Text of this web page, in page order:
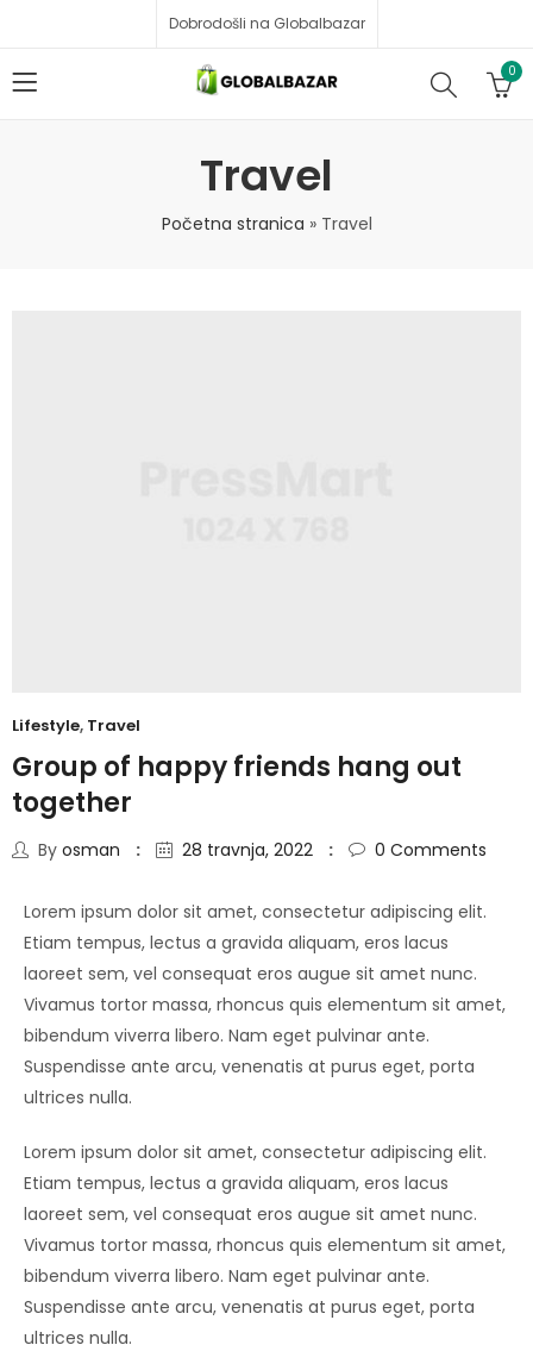
Dobrodošli na Globalbazar
0
Travel
Početna stranica » Travel
Lifestyle, Travel
Group of happy friends hang out
together
By osman 28 travnja, 2022 0 Comments
Lorem ipsum dolor sit amet, consectetur adipiscing elit.
Etiam tempus, lectus a gravida aliquam, eros lacus
laoreet sem, vel consequat eros augue sit amet nunc.
Vivamus tortor massa, rhoncus quis elementum sit amet,
bibendum viverra libero. Nam eget pulvinar ante.
Suspendisse ante arcu, venenatis at purus eget, porta
ultrices nulla.
Lorem ipsum dolor sit amet, consectetur adipiscing elit.
Etiam tempus, lectus a gravida aliquam, eros lacus
laoreet sem, vel consequat eros augue sit amet nunc.
Vivamus tortor massa, rhoncus quis elementum sit amet,
bibendum viverra libero. Nam eget pulvinar ante.
Suspendisse ante arcu, venenatis at purus eget, porta
ultrices nulla.